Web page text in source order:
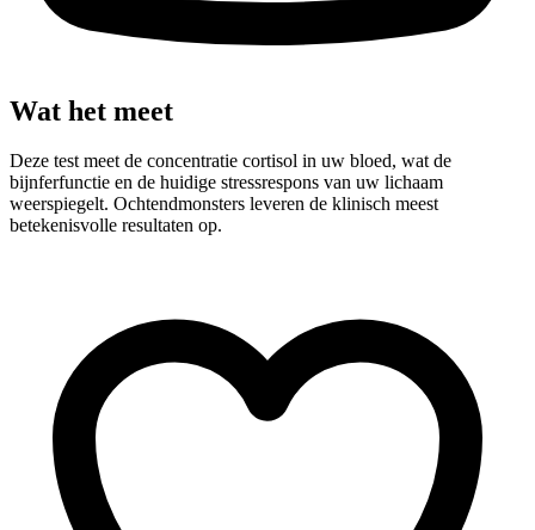
Wat het meet
Deze test meet de concentratie cortisol in uw bloed, wat de
bijnferfunctie en de huidige stressrespons van uw lichaam
weerspiegelt. Ochtendmonsters leveren de klinisch meest
betekenisvolle resultaten op.